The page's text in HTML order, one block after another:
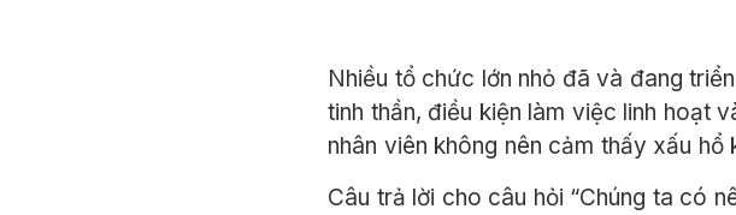
Nhiều tổ chức lớn nhỏ đã và đang
tinh thần, điều kiện làm việc linh hoạt
nhân viên không nên cảm thấy xấu
Câu trả lời cho câu hỏi “Chúng ta có